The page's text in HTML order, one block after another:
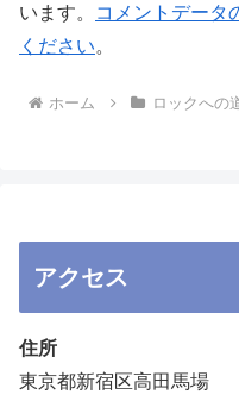
います。
コメントデータ
ください。
ホーム ロックへの
アクセス
住所
東京都新宿区高田馬場